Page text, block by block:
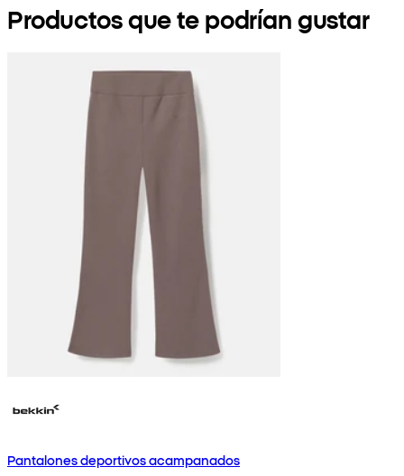
Productos que te podrían gustar
Pantalones deportivos acampanados